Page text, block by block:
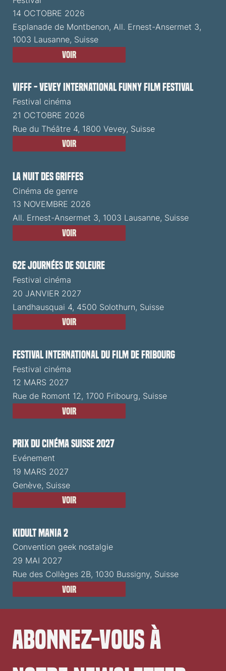
14 OCTOBRE 2026
Esplanade de Montbenon, All. Ernest-Ansermet 3,
1003 Lausanne, Suisse
Voir
VIFFF - Vevey International Funny Film Festival
Festival cinéma
21 OCTOBRE 2026
Rue du Théâtre 4, 1800 Vevey, Suisse
Voir
La Nuit des Griffes
Cinéma de genre
13 NOVEMBRE 2026
All. Ernest-Ansermet 3, 1003 Lausanne, Suisse
Voir
62e Journées de Soleure
Festival cinéma
20 JANVIER 2027
Landhausquai 4, 4500 Solothurn, Suisse
Voir
Festival International du Film de Fribourg
Festival cinéma
12 MARS 2027
Rue de Romont 12, 1700 Fribourg, Suisse
Voir
Prix du Cinéma Suisse 2027
Evénement
19 MARS 2027
Genève, Suisse
Voir
Kidult Mania 2
Convention geek nostalgie
29 MAI 2027
Rue des Collèges 2B, 1030 Bussigny, Suisse
Voir
Abonnez-vous à